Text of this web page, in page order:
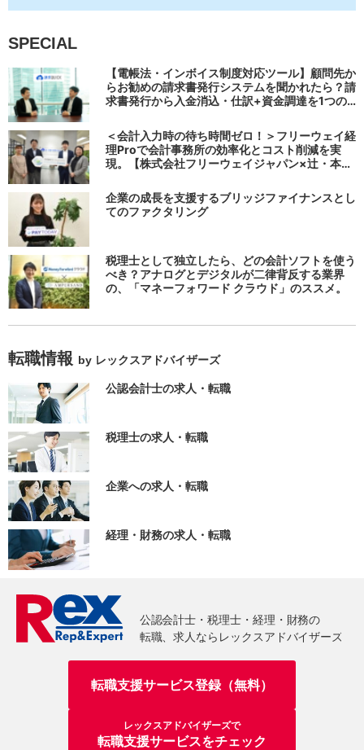
SPECIAL
【電帳法・インボイス制度対応ツール】顧問先か
らお勧めの請求書発行システムを聞かれたら？請
求書発行から入金消込・仕訳+資金調達を1つの
＜会計入力時の待ち時間ゼロ！＞フリーウェイ経
理Proで会計事務所の効率化とコスト削減を実
現。【株式会社フリーウェイジャパン×辻・本郷
企業の成長を支援するブリッジファイナンスとし
てのファクタリング
税理士として独立したら、どの会計ソフトを使う
べき？アナログとデジタルが二律背反する業界
の、「マネーフォワード クラウド」のススメ。
転職情報 by レックスアドバイザーズ
公認会計士の求人・転職
税理士の求人・転職
企業への求人・転職
経理・財務の求人・転職
転職支援サービス登録（無料）
レックスアドバイザーズで
転職支援サービスをチェック